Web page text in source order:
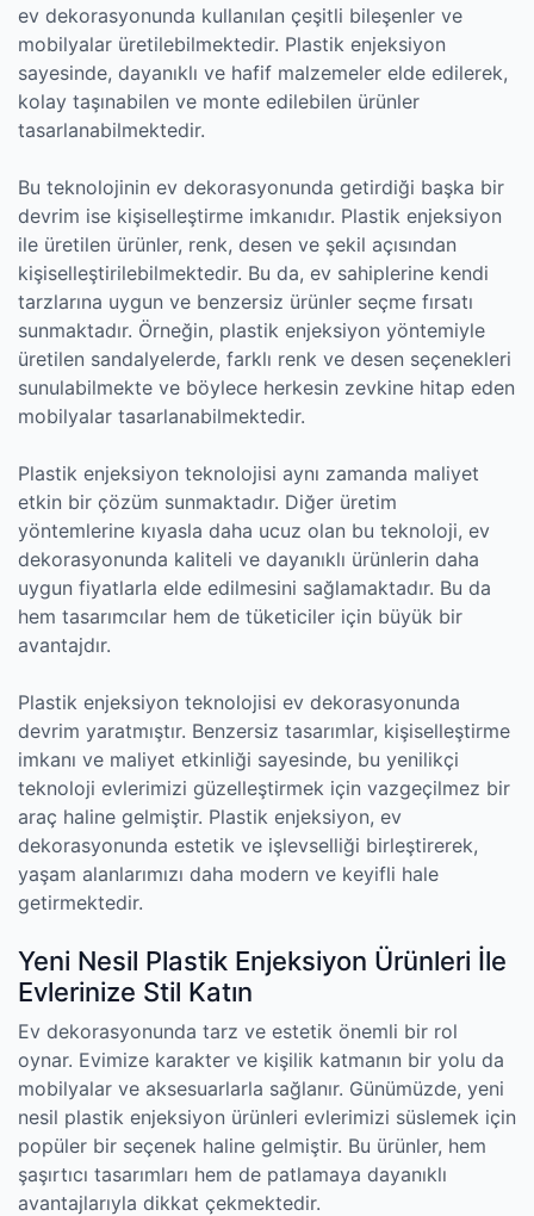
ev dekorasyonunda kullanılan çeşitli bileşenler ve
mobilyalar üretilebilmektedir. Plastik enjeksiyon
sayesinde, dayanıklı ve hafif malzemeler elde edilerek,
kolay taşınabilen ve monte edilebilen ürünler
tasarlanabilmektedir.
Bu teknolojinin ev dekorasyonunda getirdiği başka bir
devrim ise kişiselleştirme imkanıdır. Plastik enjeksiyon
ile üretilen ürünler, renk, desen ve şekil açısından
kişiselleştirilebilmektedir. Bu da, ev sahiplerine kendi
tarzlarına uygun ve benzersiz ürünler seçme fırsatı
sunmaktadır. Örneğin, plastik enjeksiyon yöntemiyle
üretilen sandalyelerde, farklı renk ve desen seçenekleri
sunulabilmekte ve böylece herkesin zevkine hitap eden
mobilyalar tasarlanabilmektedir.
Plastik enjeksiyon teknolojisi aynı zamanda maliyet
etkin bir çözüm sunmaktadır. Diğer üretim
yöntemlerine kıyasla daha ucuz olan bu teknoloji, ev
dekorasyonunda kaliteli ve dayanıklı ürünlerin daha
uygun fiyatlarla elde edilmesini sağlamaktadır. Bu da
hem tasarımcılar hem de tüketiciler için büyük bir
avantajdır.
Plastik enjeksiyon teknolojisi ev dekorasyonunda
devrim yaratmıştır. Benzersiz tasarımlar, kişiselleştirme
imkanı ve maliyet etkinliği sayesinde, bu yenilikçi
teknoloji evlerimizi güzelleştirmek için vazgeçilmez bir
araç haline gelmiştir. Plastik enjeksiyon, ev
dekorasyonunda estetik ve işlevselliği birleştirerek,
yaşam alanlarımızı daha modern ve keyifli hale
getirmektedir.
Yeni Nesil Plastik Enjeksiyon Ürünleri İle
Evlerinize Stil Katın
Ev dekorasyonunda tarz ve estetik önemli bir rol
oynar. Evimize karakter ve kişilik katmanın bir yolu da
mobilyalar ve aksesuarlarla sağlanır. Günümüzde, yeni
nesil plastik enjeksiyon ürünleri evlerimizi süslemek için
popüler bir seçenek haline gelmiştir. Bu ürünler, hem
şaşırtıcı tasarımları hem de patlamaya dayanıklı
avantajlarıyla dikkat çekmektedir.